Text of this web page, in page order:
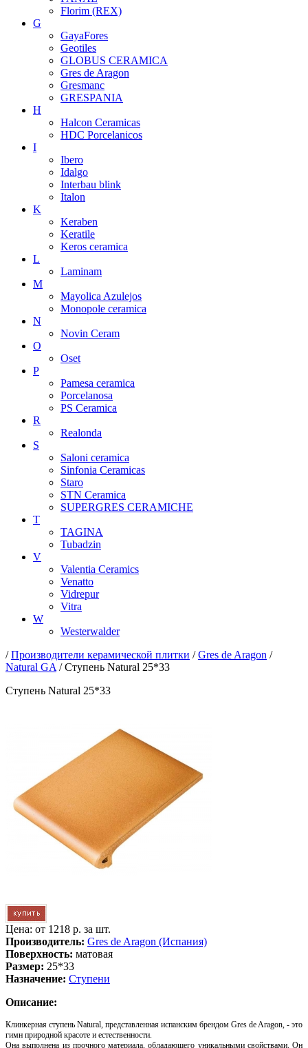
Florim (REX)
G
GayaFores
Geotiles
GLOBUS CERAMICA
Gres de Aragon
Gresmanc
GRESPANIA
H
Halcon Ceramicas
HDC Porcelanicos
I
Ibero
Idalgo
Interbau blink
Italon
K
Keraben
Keratile
Keros ceramica
L
Laminam
M
Mayolica Azulejos
Monopole ceramica
N
Novin Ceram
O
Oset
P
Pamesa ceramica
Porcelanosa
PS Ceramica
R
Realonda
S
Saloni ceramica
Sinfonia Ceramicas
Staro
STN Ceramica
SUPERGRES CERAMICHE
T
TAGINA
Tubadzin
V
Valentia Ceramics
Venatto
Vidrepur
Vitra
W
Westerwalder
/Производители керамической плитки /Gres de Aragon /
Natural GA / Ступень Natural 25*33
Ступень Natural 25*33
Цена: от 1218 р. за шт.
Производитель: Gres de Aragon (Испания)
Поверхность: матовая
Размер: 25*33
Назначение: Ступени
Описание:
Клинкерная ступень Natural, представленная испанским брендом Gres de Aragon, - это
гимн природной красоте и естественности.
Она выполнена из прочного материала, обладающего уникальными свойствами. Он